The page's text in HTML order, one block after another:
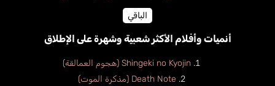
الباقي
أنميات وأفلام الأكثر شعبية وشهرة على الإطلاق
Shingeki no Kyojin (هجوم العمالقة)
Death Note (مذكرة الموت)